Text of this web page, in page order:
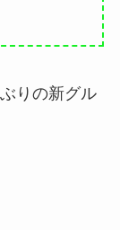
りの新グル